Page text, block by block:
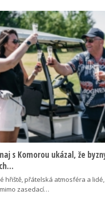
s Komorou ukázal, že
hřiště, přátelská atmosféra a
zasedací…